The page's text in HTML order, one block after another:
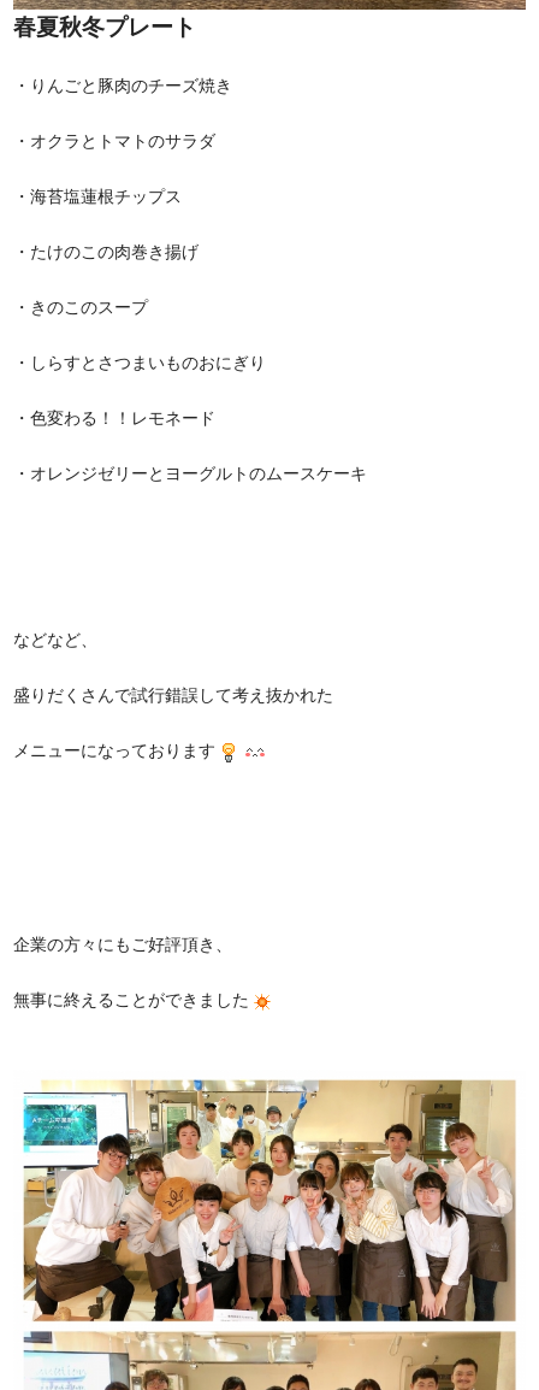
春夏秋冬プレート
・りんごと豚肉のチーズ焼き
・オクラとトマトのサラダ
・海苔塩蓮根チップス
・たけのこの肉巻き揚げ
・きのこのスープ
・しらすとさつまいものおにぎり
・色変わる！！レモネード
・オレンジゼリーとヨーグルトのムースケーキ
などなど、
盛りだくさんで試行錯誤して考え抜かれた
メニューになっております
企業の方々にもご好評頂き、
無事に終えることができました